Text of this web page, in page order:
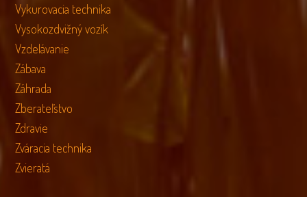
Vykurovacia technika
Vysokozdvižný vozík
Vzdelávanie
Zábava
Záhrada
Zberateľstvo
Zdravie
Zváracia technika
Zvieratá